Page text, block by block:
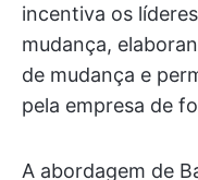
incentiva os
mudança,
de mudança e
pela empresa de
A abordagem de